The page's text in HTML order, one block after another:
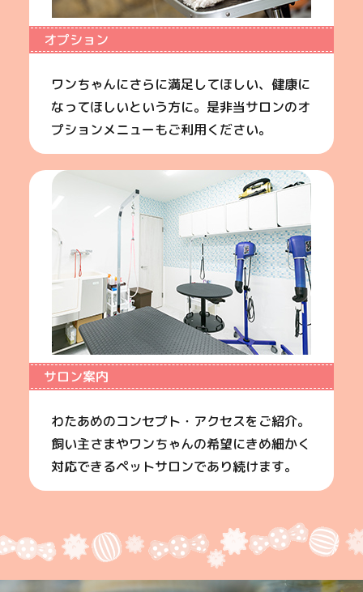
オプション
ワンちゃんにさらに満足してほしい、健康に
なってほしいという方に。是非当サロンのオ
プションメニューもご利用ください。
サロン案内
わたあめのコンセプト・アクセスをご紹介。
飼い主さまやワンちゃんの希望にきめ細かく
対応できるペットサロンであり続けます。